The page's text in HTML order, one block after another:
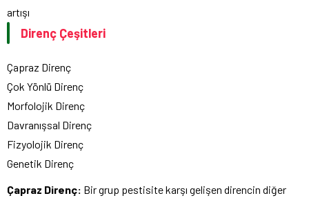
artışı
Direnç Çeşitleri
Çapraz Direnç
Çok Yönlü Direnç
Morfolojik Direnç
Davranışsal Direnç
Fizyolojik Direnç
Genetik Direnç
Çapraz Direnç: Bir grup pestisite karşı gelişen direncin diğer